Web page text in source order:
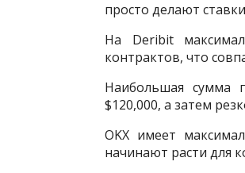
просто делают
На Deribit
контрактов, что
Наибольшая сумма
$120,000, а затем
OKX имеет
начинают расти для